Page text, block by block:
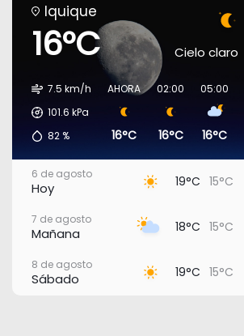
Iquique
16°C Cielo claro
7.5 km/h
101.6 kPa
82 %
AHORA
16°C
02:00
16°C
05:00
16°C
6 de agosto
Hoy 19°C 15°C
7 de agosto
Mañana 18°C 15°C
8 de agosto
Sábado 19°C 15°C